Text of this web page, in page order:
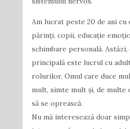
Am lucrat peste 20 de ani cu
părinți, copii, educație
schimbare personală. Astăzi,
principală este lucrul cu
rolurilor. Omul care duce
mult, simte mult și, de multe
să se oprească.
Nu mă interesează doar